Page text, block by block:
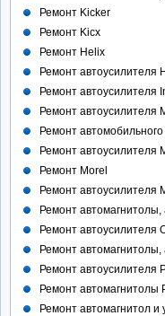
Ремонт Kicker
Ремонт Kicx
Ремонт Helix
Ремонт автоусилителя
Ремонт автоусилителя
Ремонт автоусилителя
Ремонт
Ремонт автоусилителя
Ремонт Morel
Ремонт автоусилителя
Ремонт
Ремонт автоусилителя
Ремонт
Ремонт автоусилителя
Ремонт автомагнитолы
Ремонт автомагнитол и